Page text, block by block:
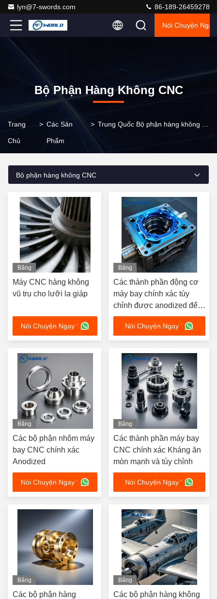
lyn@7-swords.com 86-189-26459278
Nói Chuyện Ngay
Bộ Phận Hàng Không CNC
Trang
Chủ
> Các Sản
Phẩm
>
Bộ phận hàng không CNC
Băng
hình
Máy CNC hàng không
vũ trụ cho lưỡi la giáp
Nói Chuyện Ngay '
Băng
hình
Các thành phần động cơ
máy bay chính xác tùy
chỉnh được anodized để
chống nhiệt
Nói Chuyện Ngay '
Băng
hình
Các bộ phận nhôm máy
bay CNC chính xác
Anodized
Nói Chuyện Ngay '
Băng
hình
Các thành phần máy bay
CNC chính xác Kháng ăn
mòn mạnh và tùy chỉnh
Nói Chuyện Ngay '
Băng
hình
Các bộ phận hàng
Băng
hình
Các bộ phận hàng không